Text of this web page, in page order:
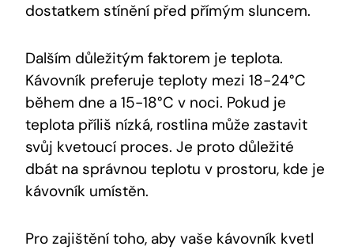
dostatkem stínění před přímým sluncem.
Dalším důležitým faktorem je teplota.
Kávovník preferuje teploty mezi 18-24°C
během dne a 15-18°C v noci. Pokud je
teplota příliš nízká, rostlina může zastavit
svůj kvetoucí proces. Je proto důležité
dbát na správnou teplotu v prostoru, kde je
kávovník umístěn.
Pro zajištění toho, aby vaše kávovník kvetl